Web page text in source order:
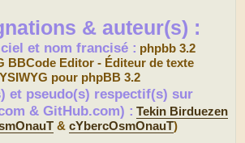
& auteur(s) :
et nom francisé : phpbb 3.2
BBCode Editor - Éditeur de texte
pour phpBB 3.2
et pseudo(s) respectif(s) sur
& GitHub.com) : Tekin Birduezen
&cYbercOsmOnauT)